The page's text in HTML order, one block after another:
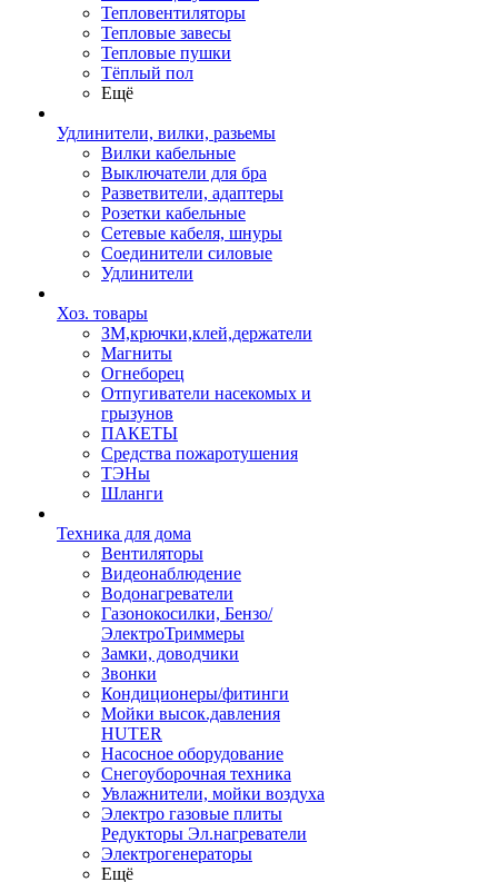
Тепловентиляторы
Тепловые завесы
Тепловые пушки
Тёплый пол
Ещё
Удлинители, вилки, разьемы
Вилки кабельные
Выключатели для бра
Разветвители, адаптеры
Розетки кабельные
Сетевые кабеля, шнуры
Соединители силовые
Удлинители
Хоз. товары
ЗМ,крючки,клей,держатели
Магниты
Огнеборец
Отпугиватели насекомых и
грызунов
ПАКЕТЫ
Средства пожаротушения
ТЭНы
Шланги
Техника для дома
Вентиляторы
Видеонаблюдение
Водонагреватели
Газонокосилки, Бензо/
ЭлектроТриммеры
Замки, доводчики
Звонки
Кондиционеры/фитинги
Мойки высок.давления
HUTER
Насосное оборудование
Снегоуборочная техника
Увлажнители, мойки воздуха
Электро газовые плиты
Редукторы Эл.нагреватели
Электрогенераторы
Ещё